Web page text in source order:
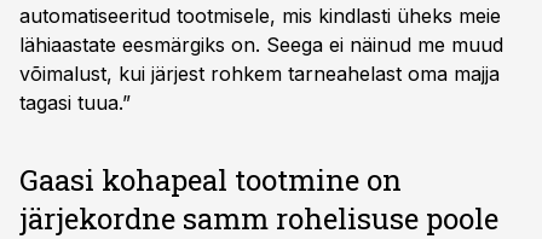
automatiseeritud tootmisele, mis kindlasti üheks meie
lähiaastate eesmärgiks on. Seega ei näinud me muud
võimalust, kui järjest rohkem tarneahelast oma majja
tagasi tuua.”
Gaasi kohapeal tootmine on
järjekordne samm rohelisuse poole